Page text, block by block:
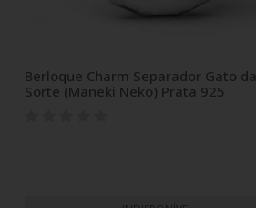
Berloque Charm Separador Gato da
Sorte (Maneki Neko) Prata 925